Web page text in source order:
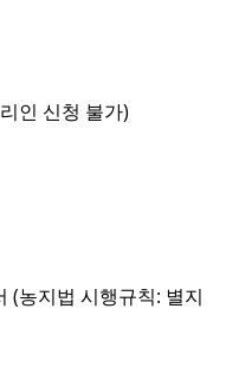
인 신청 불가)
(농지법 시행규칙: 별지